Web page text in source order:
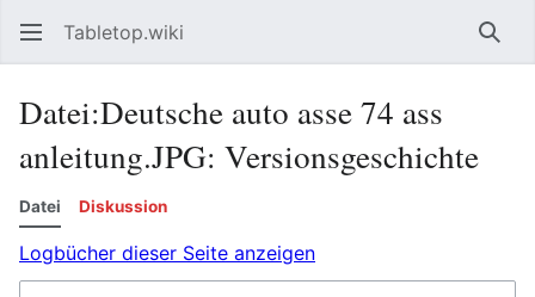
Tabletop.wiki
Datei:Deutsche auto asse 74 ass
anleitung.JPG: Versionsgeschichte
Datei Diskussion
Logbücher dieser Seite anzeigen